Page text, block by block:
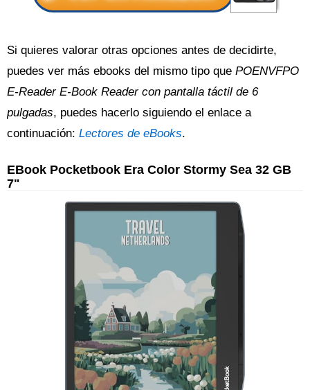
Si quieres valorar otras opciones antes de decidirte,
puedes ver más ebooks del mismo tipo que POENVFPO
E-Reader E-Book Reader con pantalla táctil de 6
pulgadas, puedes hacerlo siguiendo el enlace a
continuación: Lectores de eBooks.
EBook Pocketbook Era Color Stormy Sea 32 GB
7"